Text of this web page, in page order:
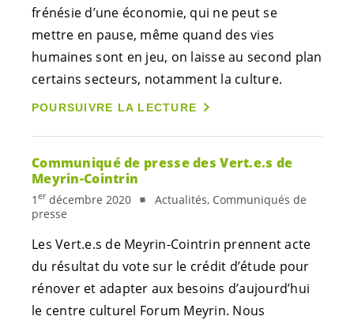
frénésie d’une économie, qui ne peut se
mettre en pause, même quand des vies
humaines sont en jeu, on laisse au second plan
certains secteurs, notamment la culture.
POURSUIVRE LA LECTURE
Communiqué de presse desVert.e.s de
Meyrin-Cointrin
1 erdécembre 2020
Actualités, Communiqués de
presse
Les Vert.e.s de Meyrin-Cointrin prennent acte
du résultat du vote sur le crédit d’étude pour
rénover et adapter aux besoins d’aujourd’hui
le centre culturel Forum Meyrin. Nous